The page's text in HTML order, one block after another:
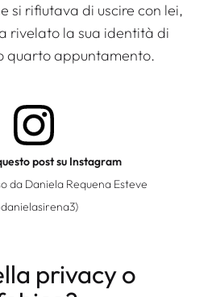
si rifiutava di uscire con lei,
rivelato la sua identità di
quarto appuntamento.
post su Instagram
da Daniela Requena Esteve
privacy o